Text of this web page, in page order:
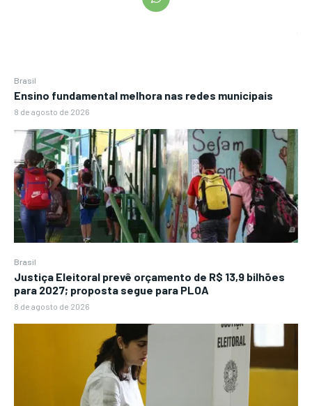
Brasil
Ensino fundamental melhora nas redes municipais
8 de agosto de 2026
Brasil
Justiça Eleitoral prevê orçamento de R$ 13,9 bilhões
para 2027; proposta segue para PLOA
8 de agosto de 2026